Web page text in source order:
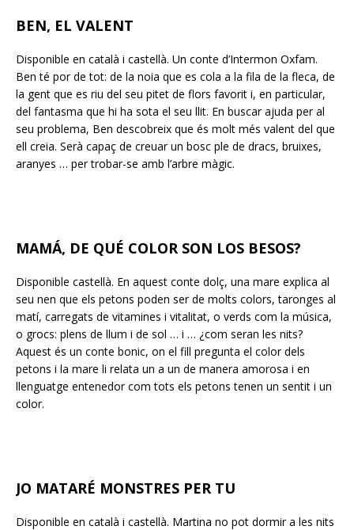
BEN, EL VALENT
Disponible en català i castellà. Un conte d’Intermon Oxfam.
Ben té por de tot: de la noia que es cola a la fila de la fleca, de
la gent que es riu del seu pitet de flors favorit i, en particular,
del fantasma que hi ha sota el seu llit. En buscar ajuda per al
seu problema, Ben descobreix que és molt més valent del que
ell creia. Serà capaç de creuar un bosc ple de dracs, bruixes,
aranyes … per trobar-se amb l’arbre màgic.
MAMÁ, DE QUÉ COLOR SON LOS BESOS?
Disponible castellà. En aquest conte dolç, una mare explica al
seu nen que els petons poden ser de molts colors, taronges al
matí, carregats de vitamines i vitalitat, o verds com la música,
o grocs: plens de llum i de sol … i … ¿com seran les nits?
Aquest és un conte bonic, on el fill pregunta el color dels
petons i la mare li relata un a un de manera amorosa i en
llenguatge entenedor com tots els petons tenen un sentit i un
color.
JO MATARÉ MONSTRES PER TU
Disponible en català i castellà. Martina no pot dormir a les nits